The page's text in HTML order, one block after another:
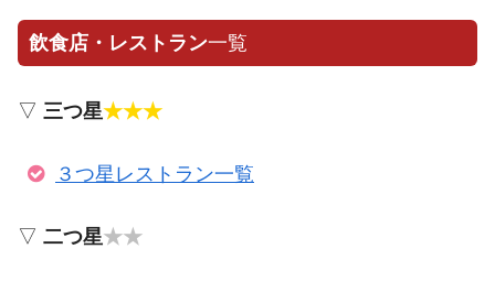
飲食店・レストラン一覧
▽ 三つ星★★★
３つ星レストラン一覧
▽ 二つ星★★